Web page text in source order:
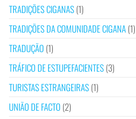
TRADIÇÕES CIGANAS(1)
TRADIÇÕES DA COMUNIDADE CIGANA(1)
TRADUÇÃO (1)
TRÁFICO DE ESTUPEFACIENTES(3)
TURISTAS ESTRANGEIRAS(1)
UNIÃO DE FACTO (2)